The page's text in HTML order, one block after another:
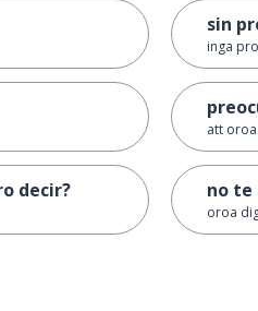
decir?
sin
inga
att
no te
oroa